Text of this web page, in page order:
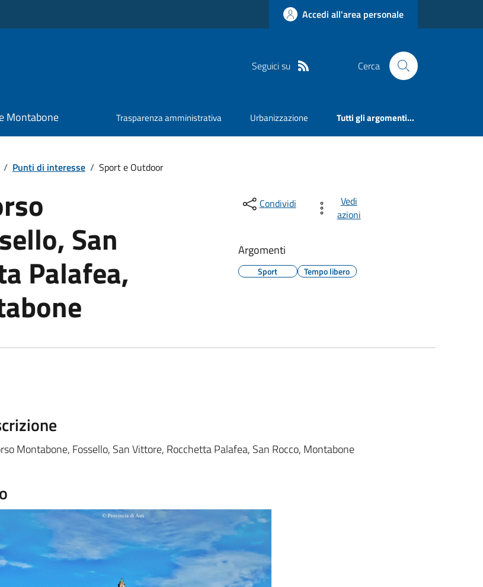
Accedi all'area personale
Seguici su Cerca
Montabone Trasparenza amministrativa Urbanizzazione Tutti gli argomenti...
/ Punti di interesse / Sport e Outdoor
San
Palafea,
Condividi
Vedi
azioni
Argomenti
Sport Tempo libero
Montabone, Fossello, San Vittore, Rocchetta Palafea, San Rocco, Montabone